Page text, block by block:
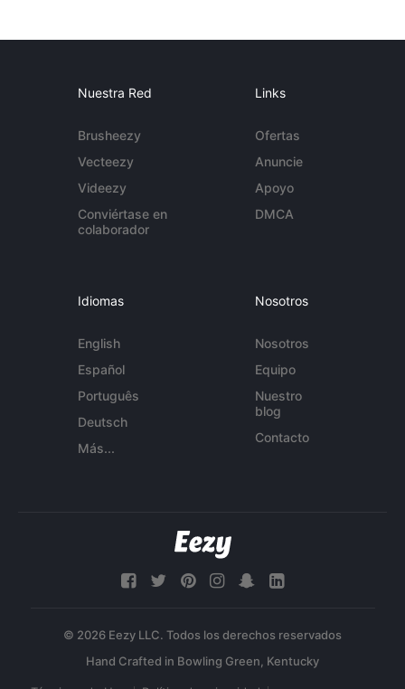
Nuestra Red
Brusheezy
Vecteezy
Videezy
Conviértase en
colaborador
Links
Ofertas
Anuncie
Apoyo
DMCA
Idiomas
English
Español
Português
Deutsch
Más...
Nosotros
Nosotros
Equipo
Nuestro
blog
Contacto
© 2026 Eezy LLC. Todos los derechos reservados